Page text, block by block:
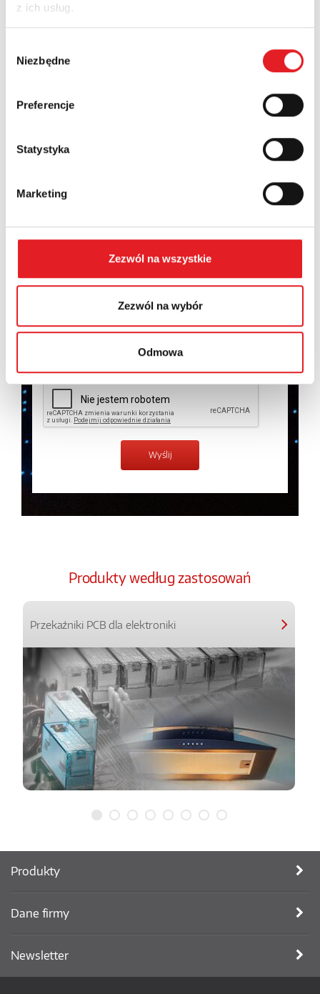
z ich usług.
zgody
Niezbędne
Preferencje
Statystyka
Marketing
Zezwól na wszystkie
Zezwól na wybór
Odmowa
Numer telefonu:
Województwo:
Wyrażam zgodę na przetwarzanie moich danych
osobowych przez Relpol S.A. Więcej informacji na
temat przetwarzania danych osobowych w
Zapoznałem z treściąPolityki Prywatności
Produkty według zastosowań
Przekaźniki PCB dla elektroniki
Produkty
Dane firmy
Newsletter